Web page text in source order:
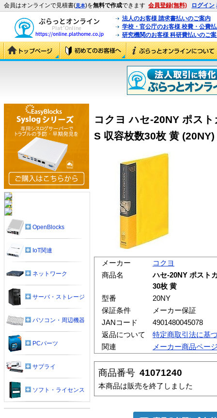
会員はオンラインで見積書(見本)を無料で作成できます 会員登録(無料) ログイン
法人のお客様 請求書払いのご案内
学校・官公庁のお客様 校費・公費
研究機関のお客様 科研費払いのご
コクヨ ハセ-20NY ポス
S 収容枚数30枚 黄 (20NY)
メーカー
コクヨ
商品名
ハセ-20NY ポスト
30枚 黄
型番
20NY
保証条件
メーカー保証
JANコード
4901480045078
返品について
特定商取引法に基
関連
メーカー商品ペー
商品番号 41071240
本商品は販売を終了しました
OpenBlocks
IoT関連
ネットワーク
サーバ・ストレージ
パソコン・周辺機器
PCパーツ
サプライ
ソフト・ライセンス